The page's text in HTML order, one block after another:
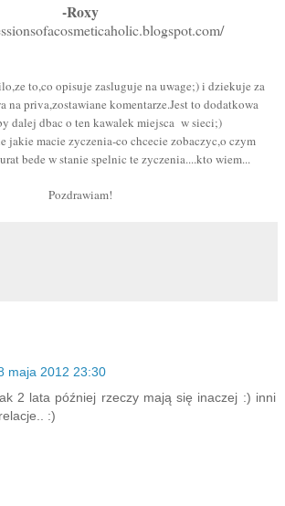
-Roxy
to,co opisuje zasluguje na uwage;) i dziekuje za
na priva,zostawiane komentarze.Jest to dodatkowa
dalej dbac o ten kawalek miejsca w sieci;)
jakie macie zyczenia-co chcecie zobaczyc,o czym
bede w stanie spelnic te zyczenia....kto wiem...
Pozdrawiam!
maja 2012 23:30
2 lata później rzeczy mają się inaczej :) inni
:)